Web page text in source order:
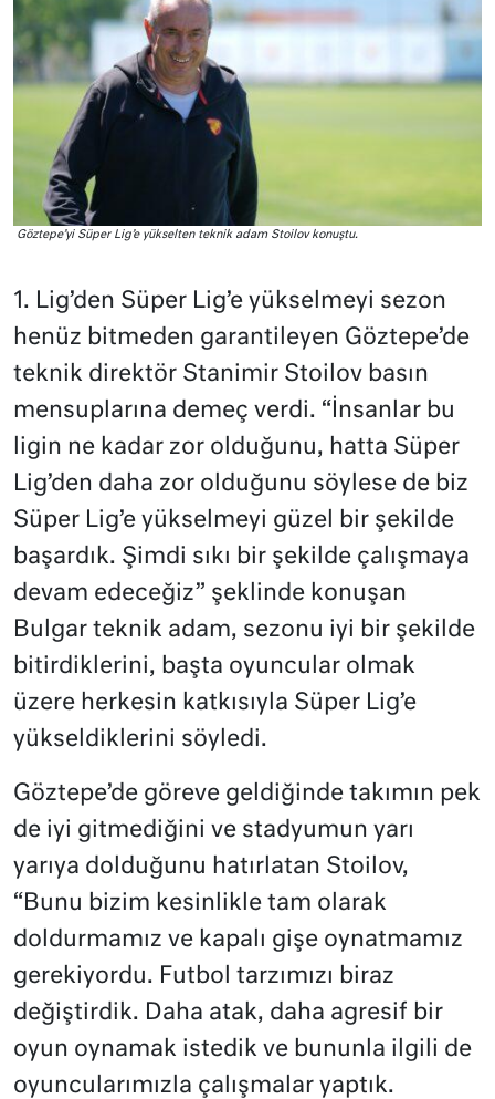
Göztepe’yi Süper Lig’e yükselten teknik adam Stoilov konuştu.
1. Lig’den Süper Lig’e yükselmeyi sezon
henüz bitmeden garantileyen Göztepe’de
teknik direktör Stanimir Stoilov basın
mensuplarına demeç verdi. “İnsanlar bu
ligin ne kadar zor olduğunu, hatta Süper
Lig’den daha zor olduğunu söylese de biz
Süper Lig’e yükselmeyi güzel bir şekilde
başardık. Şimdi sıkı bir şekilde çalışmaya
devam edeceğiz” şeklinde konuşan
Bulgar teknik adam, sezonu iyi bir şekilde
bitirdiklerini, başta oyuncular olmak
üzere herkesin katkısıyla Süper Lig’e
yükseldiklerini söyledi.
Göztepe’de göreve geldiğinde takımın pek
de iyi gitmediğini ve stadyumun yarı
yarıya dolduğunu hatırlatan Stoilov,
“Bunu bizim kesinlikle tam olarak
doldurmamız ve kapalı gişe oynatmamız
gerekiyordu. Futbol tarzımızı biraz
değiştirdik. Daha atak, daha agresif bir
oyun oynamak istedik ve bununla ilgili de
oyuncularımızla çalışmalar yaptık.